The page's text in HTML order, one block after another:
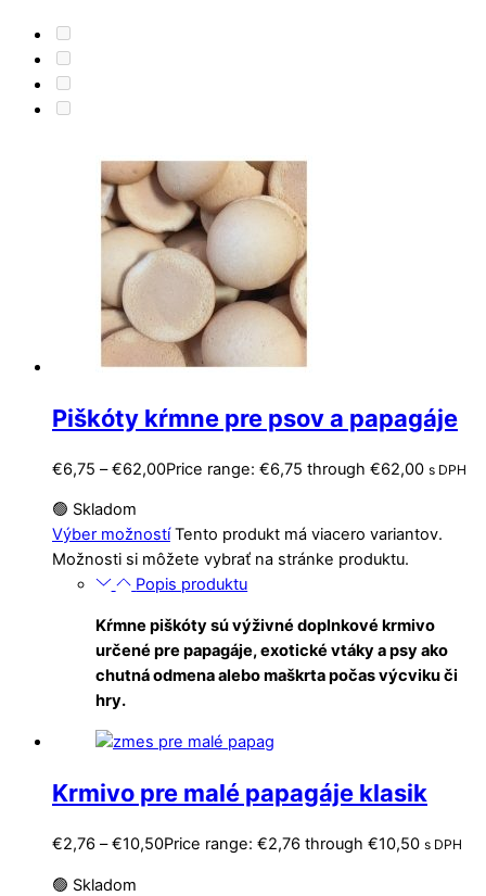
Piškóty kŕmne pre psov a papagáje
€6,75 – €62,00Price range: €6,75 through €62,00 s DPH
🟢 Skladom
Výber možností Tento produkt má viacero variantov.
Možnosti si môžete vybrať na stránke produktu.
Popis produktu
Kŕmne piškóty sú výživné doplnkové krmivo
určené pre papagáje, exotické vtáky a psy ako
chutná odmena alebo maškrta počas výcvikuči
hry.
Krmivo pre malé papagáje klasik
€2,76 – €10,50Price range: €2,76 through €10,50 s DPH
🟢 Skladom